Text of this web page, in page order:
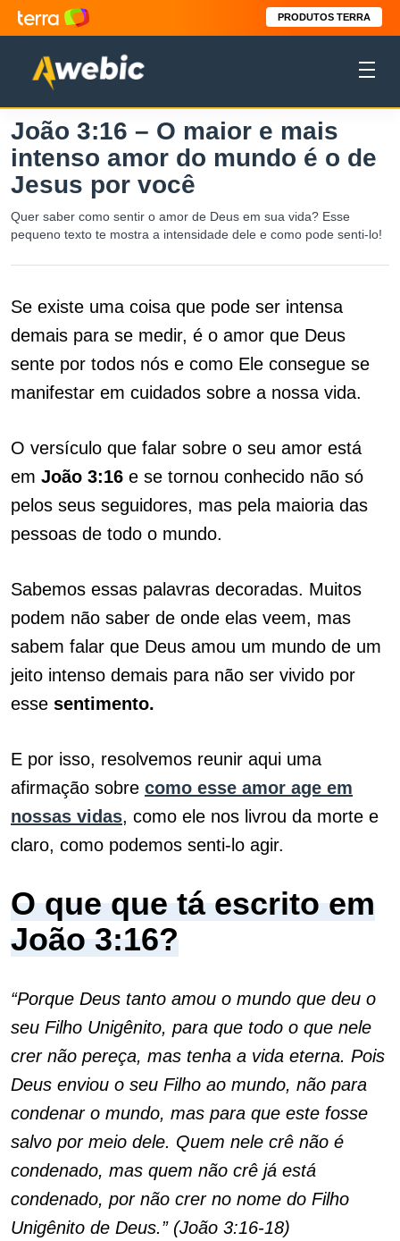
PRODUTOS TERRA
João 3:16 – O maior e mais
intenso amor do mundo é o de
Jesus por você
Quer saber como sentir o amor de Deus em sua vida? Esse
pequeno texto te mostra a intensidade dele e como pode senti-lo!
Se existe uma coisa que pode ser intensa
demais para se medir, é o amor que Deus
sente por todos nós e como Ele consegue se
manifestar em cuidados sobre a nossa vida.
O versículo que falar sobre o seu amor está
em João 3:16 e se tornou conhecido não só
pelos seus seguidores, mas pela maioria das
pessoas de todo o mundo.
Sabemos essas palavras decoradas. Muitos
podem não saber de onde elas veem, mas
sabem falar que Deus amou um mundo de um
jeito intenso demais para não ser vivido por
esse sentimento.
E por isso, resolvemos reunir aqui uma
afirmação sobre como esse amor age em
nossas vidas, como ele nos livrou da morte e
claro, como podemos senti-lo agir.
O que que tá escrito em
João 3:16?
“Porque Deus tanto amou o mundo que deu o
seu Filho Unigênito, para que todo o que nele
crer não pereça, mas tenha a vida eterna. Pois
Deus enviou o seu Filho ao mundo, não para
condenar o mundo, mas para que este fosse
salvo por meio dele. Quem nele crê não é
condenado, mas quem não crê já está
condenado, por não crer no nome do Filho
Unigênito de Deus.” (João 3:16-18)